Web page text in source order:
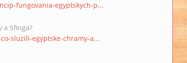
fungovania-egyptskych-p...
a Sfinga?
sluzili-egyptske-chramy-a...